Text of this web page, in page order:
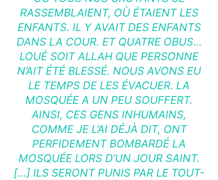
RASSEMBLAIENT, OÙ ÉTAIENT LES
ENFANTS. IL Y AVAIT DES ENFANTS
DANS LA COUR. ET QUATRE OBUS…
LOUÉ SOIT ALLAH QUE PERSONNE
N’AIT ÉTÉ BLESSÉ. NOUS AVONS EU
LE TEMPS DE LES ÉVACUER. LA
MOSQUÉE A UN PEU SOUFFERT.
AINSI, CES GENS INHUMAINS,
COMME JE L’AI DÉJÀ DIT, ONT
PERFIDEMENT BOMBARDÉ LA
MOSQUÉE LORS D’UN JOUR SAINT.
[…] ILS SERONT PUNIS PAR LE TOUT-